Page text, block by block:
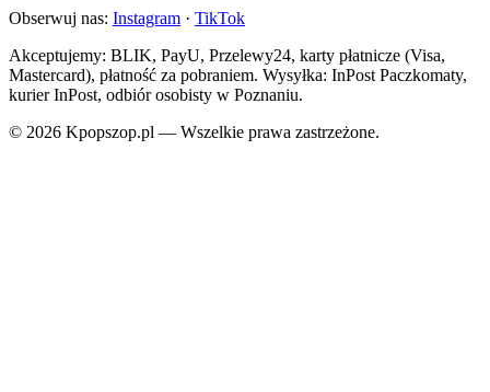
Obserwuj nas: Instagram · TikTok
Akceptujemy: BLIK, PayU, Przelewy24, karty płatnicze (Visa,
Mastercard), płatność za pobraniem. Wysyłka: InPost Paczkomaty,
kurier InPost, odbiór osobisty w Poznaniu.
© 2026 Kpopszop.pl — Wszelkie prawa zastrzeżone.